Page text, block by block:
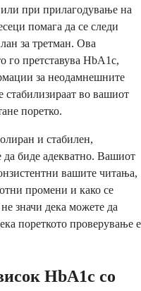
при прилагодување на
помага да се следи
за третман. Ова
го претставува HbA1c,
за неодамнешните
во вашиот
поретко.
и стабилен,
биде адекватно. Вашиот
вашите читања,
промени и како се
значи дека можете да
пореткото проверување е
HbA1c со